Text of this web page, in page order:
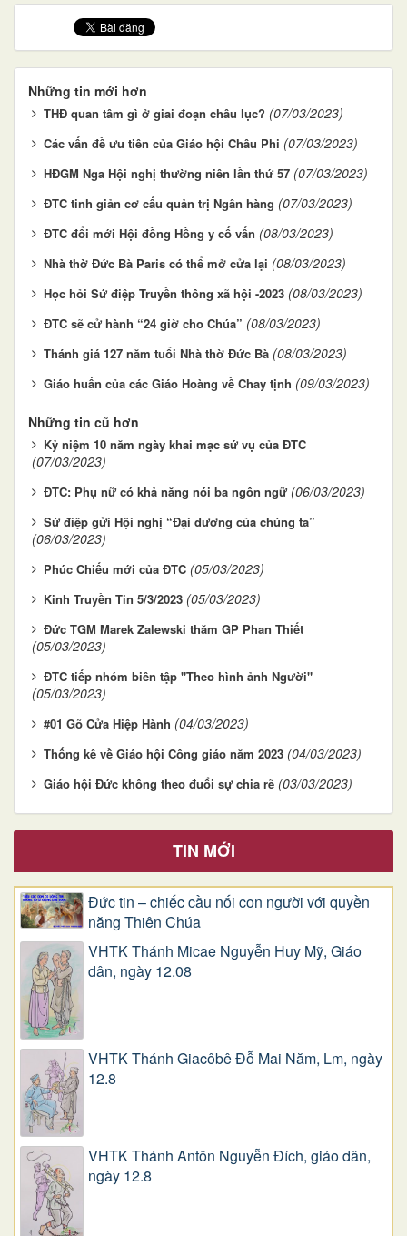
Những tin mới hơn
THĐ quan tâm gì ở giai đoạn châu lục? (07/03/2023)
Các vấn đề ưu tiên của Giáo hội Châu Phi (07/03/2023)
HĐGM Nga Hội nghị thường niên lần thứ 57 (07/03/2023)
ĐTC tinh giản cơ cấu quản trị Ngân hàng (07/03/2023)
ĐTC đổi mới Hội đồng Hồng y cố vấn (08/03/2023)
Nhà thờ Đức Bà Paris có thể mở cửa lại (08/03/2023)
Học hỏi Sứ điệp Truyền thông xã hội -2023 (08/03/2023)
ĐTC sẽ cử hành “24 giờ cho Chúa” (08/03/2023)
Thánh giá 127 năm tuổi Nhà thờ Đức Bà (08/03/2023)
Giáo huấn của các Giáo Hoàng về Chay tịnh (09/03/2023)
Những tin cũ hơn
Kỷ niệm 10 năm ngày khai mạc sứ vụ của ĐTC
(07/03/2023)
ĐTC: Phụ nữ có khả năng nói ba ngôn ngữ (06/03/2023)
Sứ điệp gửi Hội nghị “Đại dương của chúng ta”
(06/03/2023)
Phúc Chiếu mới của ĐTC (05/03/2023)
Kinh Truyền Tin 5/3/2023 (05/03/2023)
Đức TGM Marek Zalewski thăm GP Phan Thiết
(05/03/2023)
ĐTC tiếp nhóm biên tập "Theo hình ảnh Người"
(05/03/2023)
#01 Gõ Cửa Hiệp Hành (04/03/2023)
Thống kê về Giáo hội Công giáo năm 2023 (04/03/2023)
Giáo hội Đức không theo đuổi sự chia rẽ (03/03/2023)
TIN MỚI
Đức tin – chiếc cầu nối con người với quyền
năng Thiên Chúa
VHTK Thánh Micae Nguyễn Huy Mỹ, Giáo
dân, ngày 12.08
VHTK Thánh Giacôbê Ðỗ Mai Năm, Lm, ngày
12.8
VHTK Thánh Antôn Nguyễn Ðích, giáo dân,
ngày 12.8